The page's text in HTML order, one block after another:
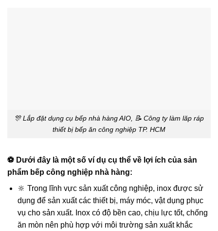
🎊 Lắp đặt dụng cụ bếp nhà hàng AIO, 📝 Công ty làm lăp ráp
thiết bị bếp ăn công nghiệp TP. HCM
⚽ Dưới đây là một số ví dụ cụ thể về lợi ích của sản
phẩm bếp công nghiệp nhà hàng:
🔆 Trong lĩnh vực sản xuất công nghiệp, inox được sử
dụng để sản xuất các thiết bị, máy móc, vật dụng phục
vụ cho sản xuất. Inox có độ bền cao, chịu lực tốt, chống
ăn mòn nên phù hợp với môi trường sản xuất khắc